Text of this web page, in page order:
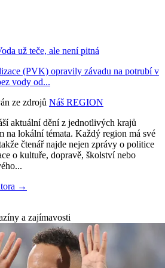
už teče, ale není pitná
(PVK) opravily závadu na potrubí v
vody od...
ze zdrojů Náš REGION
aktuální dění z jednotlivých krajů
na lokální témata. Každý region má své
čtenář najde nejen zprávy o politice
o kultuře, dopravě, školství nebo
→
a zajímavosti